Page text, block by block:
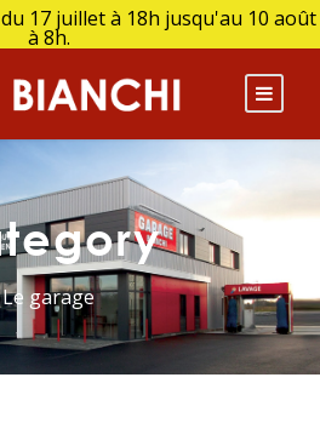
17 juillet à 18h jusqu'au 10 août
à 8h.
Le garage